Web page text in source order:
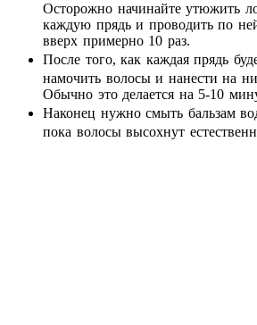
Осторожно начинайте утюжить
каждую прядь и проводить по
вверх примерно 10 раз.
После того, как каждая прядь
намочить волосы и нанести на
Обычно это делается на 5-10
Наконец нужно смыть бальзам
пока волосы высохнут